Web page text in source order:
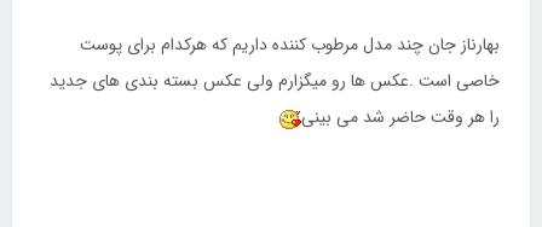
بهارناز جان چند مدل مرطوب کننده داریم که هرکدام برای پوست
خاصی است .عکس ها رو میگزارم ولی عکس بسته بندی های جدید
را هر وقت حاضر شد می بینی